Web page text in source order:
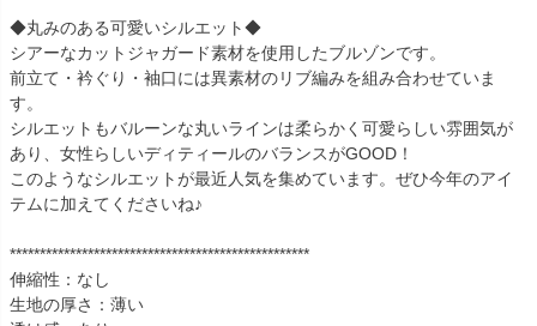
◆丸みのある可愛いシルエット◆
シアーなカットジャガード素材を使用したブルゾンです。
前立て・衿ぐり・袖口には異素材のリブ編みを組み合わせていま
す。
シルエットもバルーンな丸いラインは柔らかく可愛らしい雰囲気が
あり、女性らしいディティールのバランスがGOOD！
このようなシルエットが最近人気を集めています。ぜひ今年のアイ
テムに加えてくださいね♪
**************************************************
伸縮性：なし
生地の厚さ：薄い